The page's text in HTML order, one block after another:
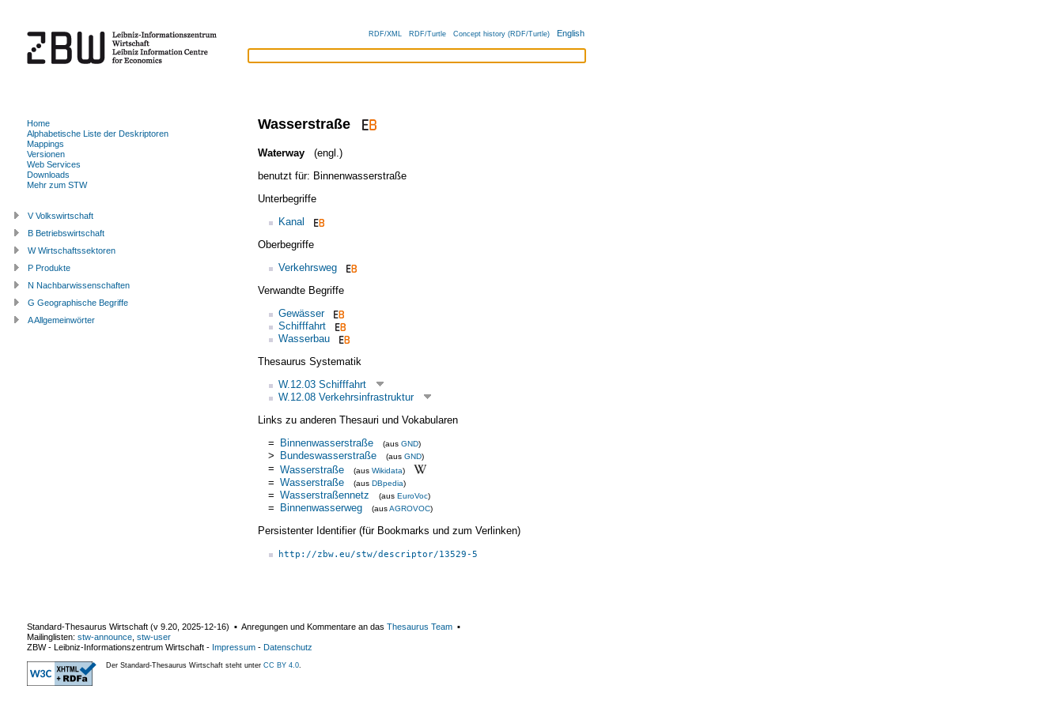
RDF/XML RDF/Turtle Concept history (RDF/Turtle) English
Wasserstraße
Waterway
(engl.)
benutzt für: Binnenwasserstraße
Unterbegriffe
Kanal
Oberbegriffe
Verkehrsweg
Verwandte Begriffe
Gewässer
Schifffahrt
Wasserbau
Thesaurus Systematik
W.12.03 Schifffahrt
W.12.08 Verkehrsinfrastruktur
Links zu anderen Thesauri und Vokabularen
= Binnenwasserstraße (aus GND)
> Bundeswasserstraße (aus GND)
= Wasserstraße (aus Wikidata)
= Wasserstraße (aus DBpedia)
= Wasserstraßennetz (aus EuroVoc)
= Binnenwasserweg (ausAGROVOC)
Persistenter Identifier (für Bookmarks und zum Verlinken)
http://zbw.eu/stw/descriptor/13529-5
Home
Alphabetische Liste der Deskriptoren
Mappings
Versionen
Web Services
Downloads
Mehr zum STW
V Volkswirtschaft
B Betriebswirtschaft
W Wirtschaftssektoren
P Produkte
N Nachbarwissenschaften
G Geographische Begriffe
A Allgemeinwörter
Standard-Thesaurus Wirtschaft (v 9.20 2025-12-16) ▪ Anregungen und Kommentare an das Thesaurus Team ▪
Mailinglisten: stw-announce stw-user
ZBW - Leibniz-Informationszentrum Wirtschaft - Impressum - Datenschutz
Der Standard-Thesaurus Wirtschaft steht unter CC BY 4.0